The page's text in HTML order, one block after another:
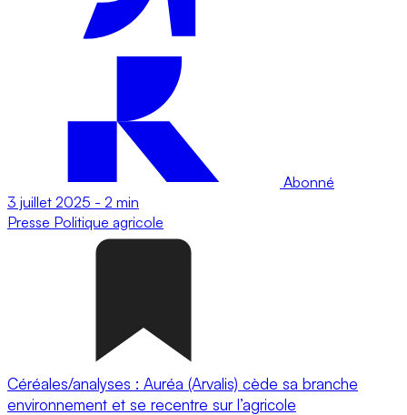
Abonné
3 juillet 2025 - 2 min
Presse Politique agricole
Céréales/analyses : Auréa (Arvalis) cède sa branche
environnement et se recentre sur l’agricole